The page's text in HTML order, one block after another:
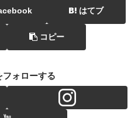
はてブ
コピー
フォローする